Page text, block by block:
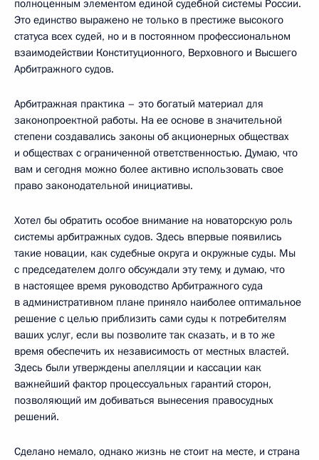
полноценным элементом единой судебной системы России.
Это единство выражено не только в престиже высокого
статуса всех судей, но и в постоянном профессиональном
взаимодействии Конституционного, Верховного и Высшего
Арбитражного судов.
Арбитражная практика – это богатый материал для
законопроектной работы. На ее основе в значительной
степени создавались законы об акционерных обществах
и обществах с ограниченной ответственностью. Думаю, что
вам и сегодня можно более активно использовать свое
право законодательной инициативы.
Хотел бы обратить особое внимание на новаторскую роль
системы арбитражных судов. Здесь впервые появились
такие новации, как судебные округа и окружные суды. Мы
с председателем долго обсуждали эту тему, и думаю, что
в настоящее время руководство Арбитражного суда
в административном плане приняло наиболее оптимальное
решение с целью приблизить сами суды к потребителям
ваших услуг, если вы позволите так сказать, и в то же
время обеспечить их независимость от местных властей.
Здесь были утверждены апелляции и кассации как
важнейший фактор процессуальных гарантий сторон,
позволяющий им добиваться вынесения правосудных
решений.
Сделано немало, однако жизнь не стоит на месте, и страна